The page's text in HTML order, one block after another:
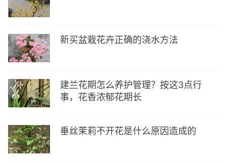
新买盆栽花卉正确的浇水方法
建兰花期怎么养护管理？按这3点行
事，花香浓郁花期长
垂丝茉莉不开花是什么原因造成的